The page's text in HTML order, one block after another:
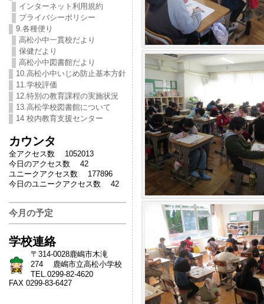
インターネット利用規約
プライバシーポリシー
9.各種便り
高松小中一貫校だより
保健だより
高松小中図書館だより
10.高松小中いじめ防止基本方針
11.学校評価
12.特別の教育課程の実施状況
13.高松学校図書館について
14 校内教育支援センター
カウンタ
全アクセス数 1052013
今日のアクセス数 42
ユニークアクセス数 177896
今日のユニークアクセス数 42
今月の予定
学校連絡
〒314-0028鹿嶋市木滝
274 鹿嶋市立高松小学校
TEL.0299-82-4620
FAX 0299-83-6427